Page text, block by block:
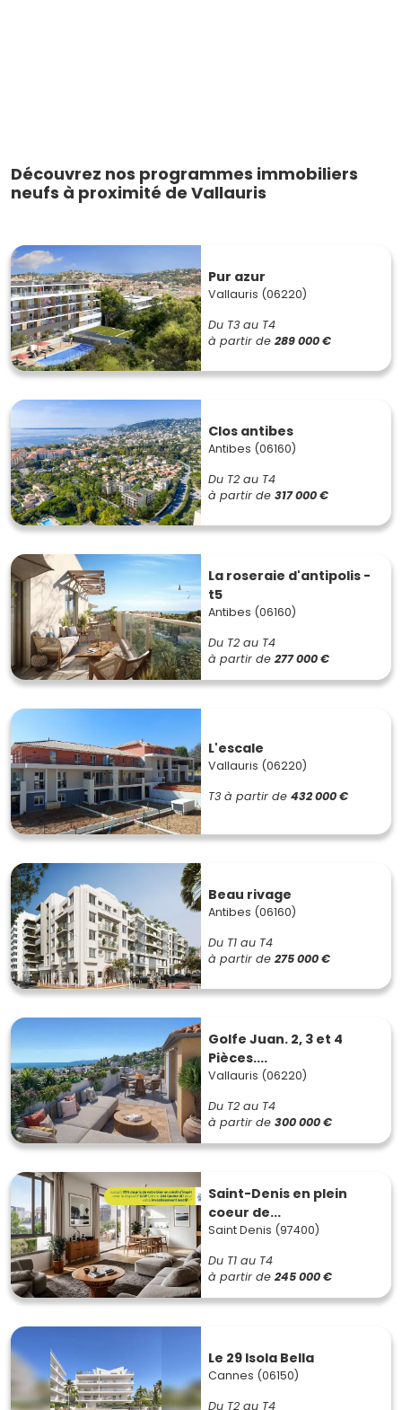
Découvrez nos programmes immobiliers
neufs à proximité de Vallauris
Pur azur
Vallauris (06220)
Du T3 au T4
à partir de 289 000 €
Clos antibes
Antibes (06160)
Du T2 au T4
à partir de 317 000 €
La roseraie d'antipolis -
t5
Antibes (06160)
Du T2 au T4
à partir de 277 000 €
L'escale
Vallauris (06220)
T3 à partir de 432 000 €
Beau rivage
Antibes (06160)
Du T1 au T4
à partir de 275 000 €
Golfe Juan. 2, 3 et 4
Pièces....
Vallauris (06220)
Du T2 au T4
à partir de 300 000 €
Saint-Denis en plein
coeur de...
Saint Denis (97400)
Du T1 au T4
à partir de 245 000 €
Le 29 Isola Bella
Cannes (06150)
Du T2 au T4